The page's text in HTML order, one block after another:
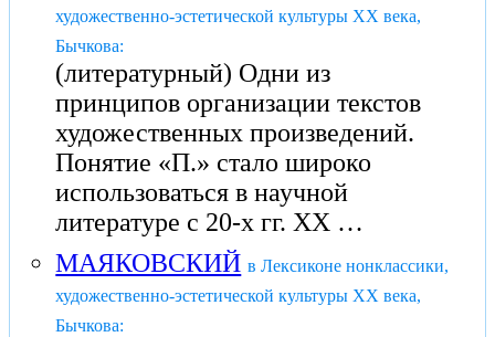
художественно-эстетической культуры XX века,
Бычкова:
(литературный) Одни из
принципов организации текстов
художественных произведений.
Понятие «П.» стало широко
использоваться в научной
литературе с 20-х гг. XX …
МАЯКОВСКИЙ в Лексиконе нонклассики,
художественно-эстетической культуры XX века,
Бычкова: